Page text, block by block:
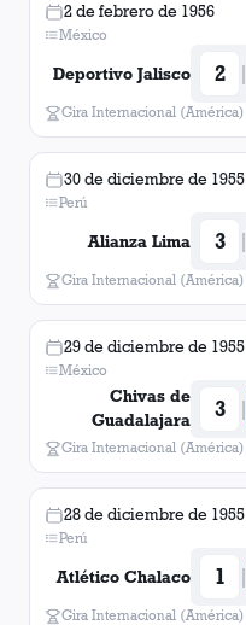
2 de febrero de 1956
México
Deportivo Jalisco 2 |
Gira Internacional (América)
30 de diciembre de 1955
Perú
Alianza Lima 3 |
Gira Internacional (América)
29 de diciembre de 1955
México
Chivas de
Guadalajara
3 |
Gira Internacional (América)
28 de diciembre de 1955
Perú
Atlético Chalaco 1 |
Gira Internacional (América)